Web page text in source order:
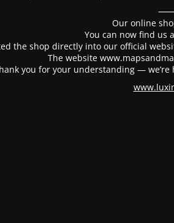
Our online
You can now find us
the shop directly into our official
The website
you for your understanding —